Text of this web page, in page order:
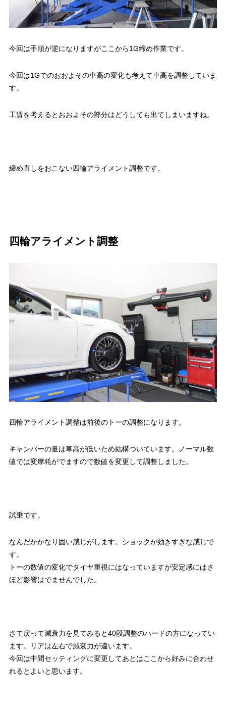
今回は手順が逆になりますがここから1G締め作業です。
今回は1Gでのおおよその車高の変化も考えて車高を調整していま
す。
工賃を考えるとおおよその部分はどうしても出てしまいますね。
締め直しをおこない四輪アライメント調整です。
四輪アライメント調整
四輪アライメント調整は前後のトーの調整になります。
キャンバーの量は車高が低いため結構ついています。ノーマル数
値では変摩耗がでますので数値を変更して調整しました。
試乗です。
なんだかかなり固い感じがします。ショックが効きすぎな感じで
す。
トーの数値の変化でタイヤ重視にはなっていますが安定感にはさ
ほど影響はでませんでした。
さて戻って減衰力を見てみると40段調整のハードの方になってい
ます。リアは左右で減衰力が違います。
今回は中間セッティングに変更してあとはここから好みに合わせ
れるとよいと思います。